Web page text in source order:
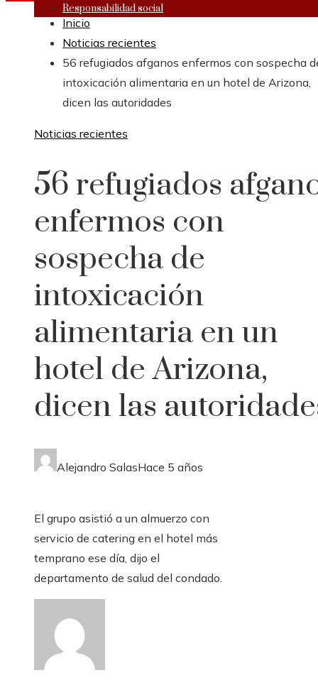
Responsabilidad social
Inicio
Noticias recientes
56 refugiados afganos enfermos con sospecha
intoxicación alimentaria en un hotel de Arizona,
dicen las autoridades
Noticias recientes
56 refugiados
enfermos con
sospecha de
intoxicación
alimentaria en un
hotel de Arizona,
dicen las
Alejandro SalasHace 5 años
El grupo asistió a un almuerzo con
servicio de catering en el hotel más
temprano ese día, dijo el
departamento de salud del condado.